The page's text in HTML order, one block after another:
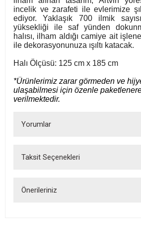
incelik ve zarafeti ile evlerimize
ediyor. Yaklaşık 700 ilmik
yüksekliği ile saf yünden
halısı, ilham aldığı camiye ait
ile dekorasyonunuza ışıltı katacak.
Halı Ölçüsü: 125 cm x 185 cm
*Ürünlerimiz zarar görmeden ve
ulaşabilmesi için özenle
verilmektedir.
Yorumlar
Taksit Seçenekleri
Önerileriniz